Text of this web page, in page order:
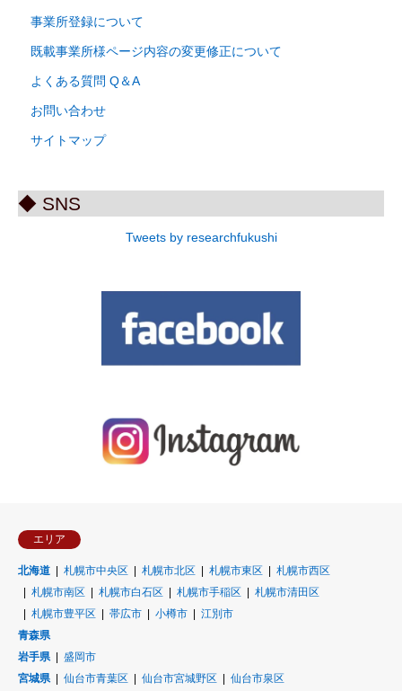
事業所登録について
既載事業所様ページ内容の変更修正について
よくある質問 Q＆A
お問い合わせ
サイトマップ
◆ SNS
Tweets by researchfukushi
エリア
北海道 札幌市中央区 札幌市北区 札幌市東区
札幌市西区
札幌市南区
札幌市白石区 札幌市手稲区
札幌市清田区
札幌市豊平区
帯広市 小樽市
江別市
青森県
岩手県
盛岡市
宮城県
仙台市青葉区 仙台市宮城野区 仙台市泉区